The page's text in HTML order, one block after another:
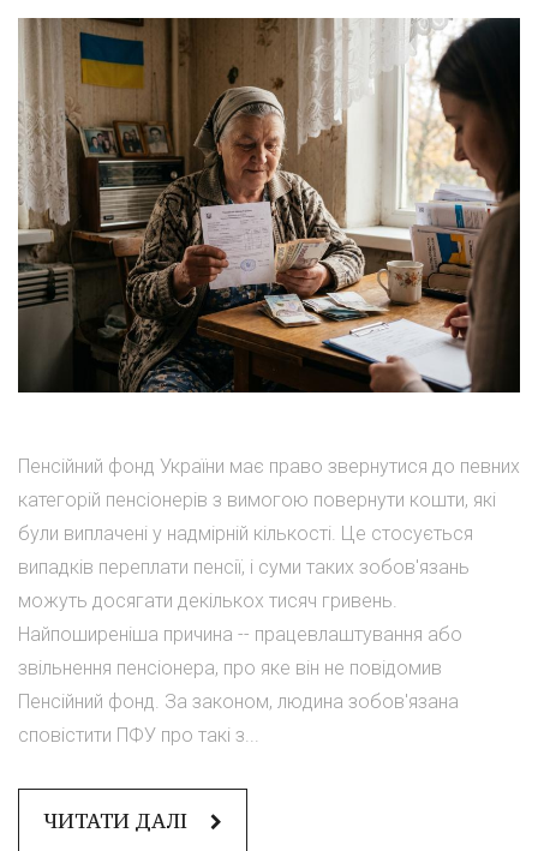
Пенсійний фонд України має право звернутися до певних
категорій пенсіонерів з вимогою повернути кошти, які
були виплачені у надмірній кількості. Це стосується
випадків переплати пенсії, і суми таких зобов'язань
можуть досягати декількох тисяч гривень.
Найпоширеніша причина -- працевлаштування або
звільнення пенсіонера, про яке він не повідомив
Пенсійний фонд. За законом, людина зобов'язана
сповістити ПФУ про такі з...
ЧИТАТИ ДАЛІ